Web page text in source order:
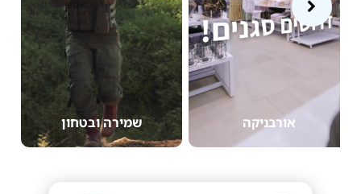
שמירה ובטחון אורבניקה